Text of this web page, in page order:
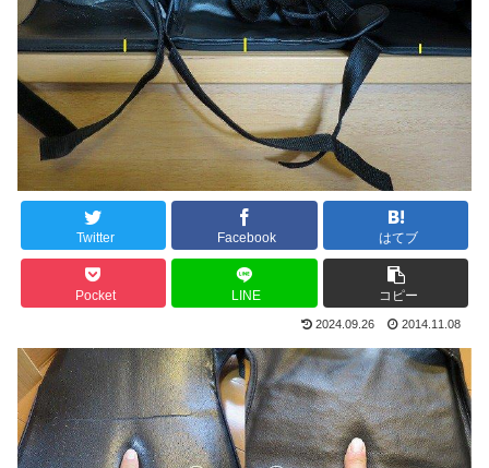
Twitter Facebook はてブ
Pocket LINE コピー
2024.09.26 2014.11.08